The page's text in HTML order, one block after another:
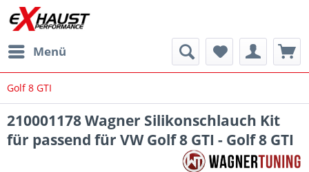
Menü
Golf 8 GTI
210001178 Wagner Silikonschlauch Kit
für passend für VW Golf 8 GTI - Golf 8 GTI